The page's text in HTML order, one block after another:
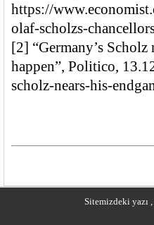
https://
olaf-scholzs-
[2] “Germany’s Scholz
happen”, Politico,
scholz-nears-his-
Sitemizdeki yazı